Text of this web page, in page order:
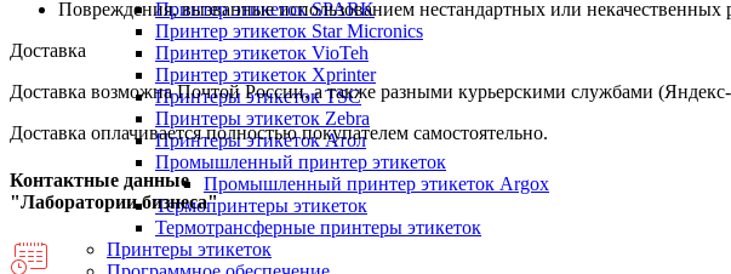
Принтер этикеток SPARK
Принтер этикеток Star Micronics
Принтер этикеток VioTeh
Принтер этикеток Xprinter
Принтеры этикеток TSC
Принтеры этикеток Zebra
Принтеры этикеток Атол
Промышленный принтер этикеток
Промышленный принтер этикеток Argox
Термопринтеры этикеток
Термотрансферные принтеры этикеток
Принтеры этикеток
Повреждения, вызванные использованием нестандартных или
Доставка
Доставка возможна Почтой России, а также разными курьерскими службами
Доставка оплачивается полностью покупателем самостоятельно.
Контактные данные
"Лаборатории бизнеса"